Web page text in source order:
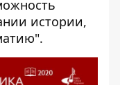
истории,